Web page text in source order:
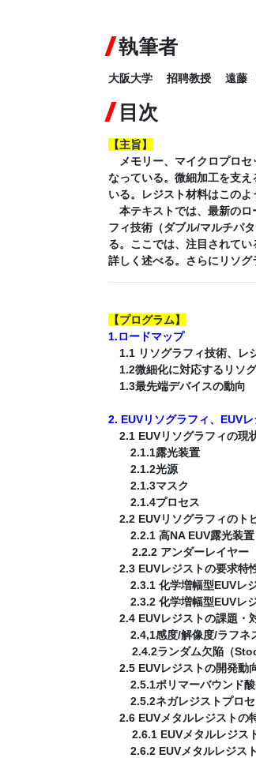
執筆者
大阪大学 招聘教授 遠
目次
【主旨】
メモリー、マイクロプロセ
なっている。微細加工を支
いる。レジスト材料はこのよ
本テキストでは、最新のロ
フィ技術（ダブル/マルチパ
る。ここでは、注目されて
詳しく述べる。さらにリソグ
【プログラム】
1.ロードマップ
1.1 リソグラフィ技術、レ
1.2微細化に対応するリソ
1.3最先端デバイスの動向
2. EUVリソグラフィ、EUV
2.1 EUVリソグラフィの現
2.1.1露光装置
2.1.2光源
2.1.3マスク
2.1.4プロセス
2.2 EUVリソグラフィのト
2.2.1 高NA EUV露光装置
2.2.2 アンダーレイヤー
2.3 EUVレジストの要求特
2.3.1 化学増幅型EUVレ
2.3.2 化学増幅型EUVレ
2.4 EUVレジストの課題・
2.4,1感度/解像度/ラフネ
2.4.2ランダム欠陥（
2.5 EUVレジストの開発動
2.5.1ポリマーバウンド酸
2.5.2ネガレジストプロセ
2.6 EUVメタルレジストの
2.6.1 EUVメタルレジス
2.6.2 EUVメタルレジス